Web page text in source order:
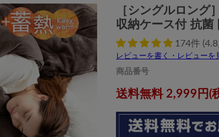
［シングルロン
収納ケース付 抗
174件
レビューを書く・レビューを
商品番号
現在の価格
送料無料 2,999円(